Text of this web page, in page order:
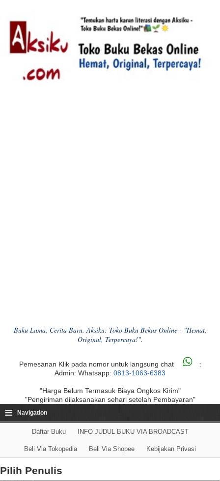
Buku Lama, Cerita Baru. Aksiku: Toko Buku Bekas Online - "Hemat,
Original, Terpercaya!".
Pemesanan Klik pada nomor untuk langsung chat
:
Admin: Whatsapp: 0813-1063-6383
"Harga Belum Termasuk Biaya Ongkos Kirim"
"Pengiriman dilaksanakan sehari setelah Pembayaran"
≡ Navigation
Daftar Buku INFO JUDUL BUKU VIA BROADCAST
Beli Via Tokopedia Beli Via Shopee Kebijakan Privasi
Pilih Penulis